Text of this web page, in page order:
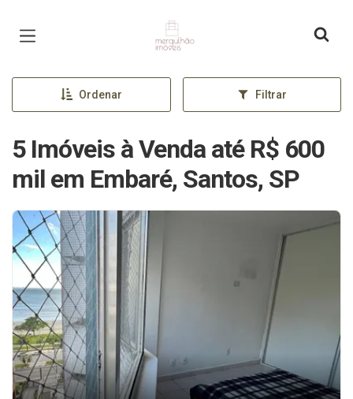
Página inicial
Ordenar Filtrar
5 Imóveis à Venda até R$ 600
mil em Embaré, Santos, SP